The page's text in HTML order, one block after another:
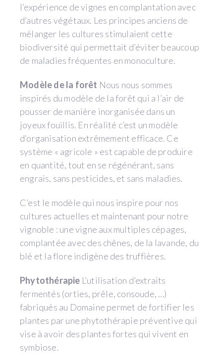
l’expérience de vignes en complantation avec
d’autres végétaux. Les principes anciens de
mélanger les cultures stimulaient cette
biodiversité qui permettait d’éviter beaucoup
de maladies fréquentes en monoculture.
Modèle de la forêt Nous nous sommes
inspirés du modèle de la forêt qui a l’air de
pousser de manière inorganisée dans un
joyeux fouillis. En réalité c’est un modèle
d’organisation extrêmement efficace. Ce
système « agricole » est capable de produire
en quantité, tout en se régénérant, sans
engrais, sans pesticides, et sans maladies.
C’est le modèle qui nous inspire pour nos
cultures actuelles et maintenant pour notre
vignoble : une vigne aux multiples cépages,
complantée avec des chênes, de la lavande, du
blé et la flore indigène des truffières.
Phytothérapie L’utilisation d’extraits
fermentés (orties, prêle, consoude, …)
fabriqués au Domaine permet de fortifier les
plantes par une phytothérapie préventive qui
vise à avoir des plantes fortes qui vivent en
symbiose.